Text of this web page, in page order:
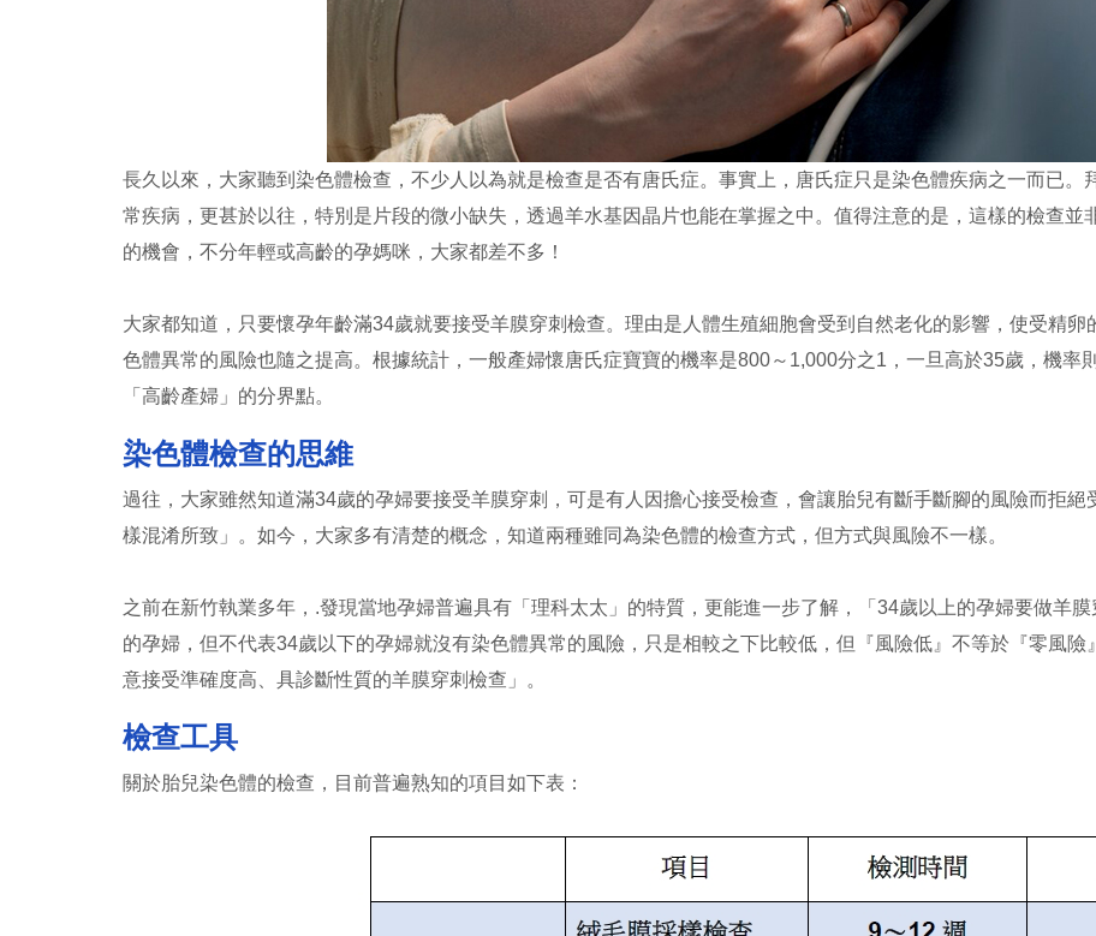
長久以來，大家聽到染色體檢查，不少人以為就是檢查是否有唐氏症。事實上，唐氏症只是染色體疾病之一而已
常疾病，更甚於以往，特別是片段的微小缺失，透過羊水基因晶片也能在掌握之中。值得注意的是，這樣的檢查
的機會，不分年輕或高齡的孕媽咪，大家都差不多！
大家都知道，只要懷孕年齡滿34歲就要接受羊膜穿刺檢查。理由是人體生殖細胞會受到自然老化的影響，使受精
色體異常的風險也隨之提高。根據統計，一般產婦懷唐氏症寶寶的機率是800～1,000分之1，一旦高於35歲，機率
「高齡產婦」的分界點。
染色體檢查的思維
過往，大家雖然知道滿34歲的孕婦要接受羊膜穿刺，可是有人因擔心接受檢查，會讓胎兒有斷手斷腳的風險而拒
樣混淆所致」。如今，大家多有清楚的概念，知道兩種雖同為染色體的檢查方式，但方式與風險不一樣。
之前在新竹執業多年，.發現當地孕婦普遍具有「理科太太」的特質，更能進一步了解，「34歲以上的孕婦要做羊
的孕婦，但不代表34歲以下的孕婦就沒有染色體異常的風險，只是相較之下比較低，但『風險低』不等於『零風
意接受準確度高、具診斷性質的羊膜穿刺檢查」。
檢查工具
關於胎兒染色體的檢查，目前普遍熟知的項目如下表：